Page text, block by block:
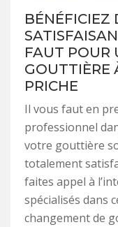
BÉNÉFICIEZ
FAUT POUR
GOUTTIÈRE
PRICHE
Il vous faut en
professionnel
votre gouttière
totalement
faites appel à
spécialisés dans
changement de